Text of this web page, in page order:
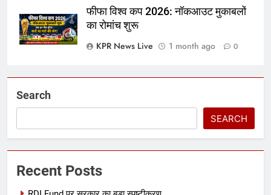
फीफा विश्व कप 2026: नॉकआउट मुकाबलों
का रोमांच शुरू
KPR News Live
1 month ago 0
Search
SEARCH
Recent Posts